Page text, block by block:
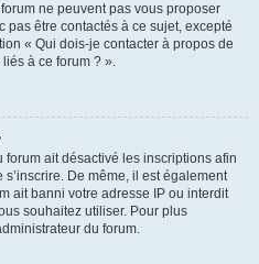
ne peuvent pas vous proposer
pas être contactés à ce sujet, excepté
« Qui dois-je contacter à propos de
à ce forum ? ».
forum ait désactivé les inscriptions afin
De même, il est également
ait banni votre adresse IP ou interdit
souhaitez utiliser. Pour plus
du forum.